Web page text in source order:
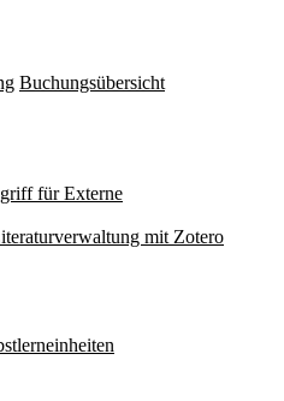
Buchungsübersicht
für Externe
mit Zotero